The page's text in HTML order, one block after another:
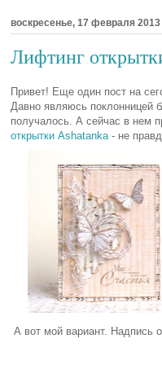
воскресенье, 17 февраля 2013
Лифтинг
Привет! Еще один пост на
Давно являюсь поклонницей
получалось. А сейчас в нем
открытки Ashatanka - не
А вот мой вариант. Надпись